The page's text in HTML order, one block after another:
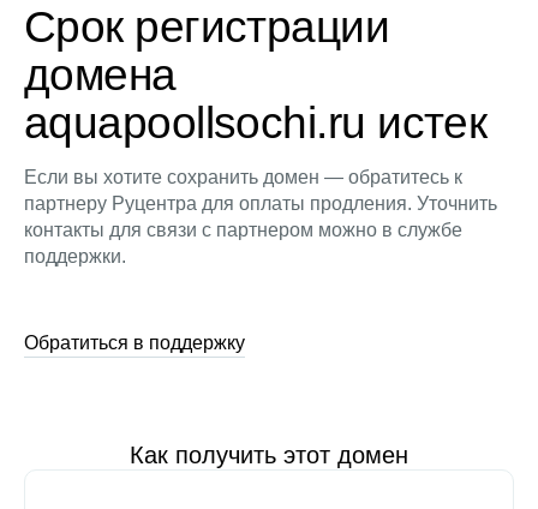
Срок регистрации
домена
aquapoollsochi.ru истек
Если вы хотите сохранить домен — обратитесь к
партнеру Руцентра для оплаты продления. Уточнить
контакты для связи с партнером можно в службе
поддержки.
Обратиться в поддержку
Как получить этот домен